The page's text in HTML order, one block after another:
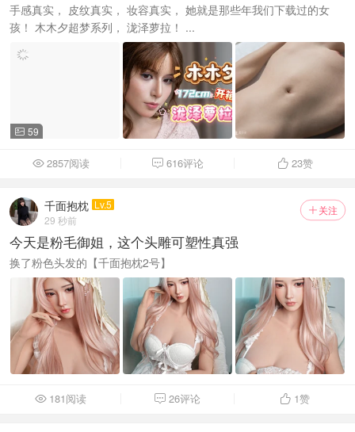
手感真实， 皮纹真实， 妆容真实， 她就是那些年我们下载过的女
孩！ 木木夕超梦系列， 泷泽萝拉！ ...
 59
 2857阅读  616评论  23赞
 关注
千面抱枕 Lv.5
29 秒前
今天是粉毛御姐，这个头雕可塑性真强
换了粉色头发的【千面抱枕2号】
 181阅读  26评论  1赞